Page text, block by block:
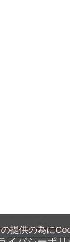
提供の為に